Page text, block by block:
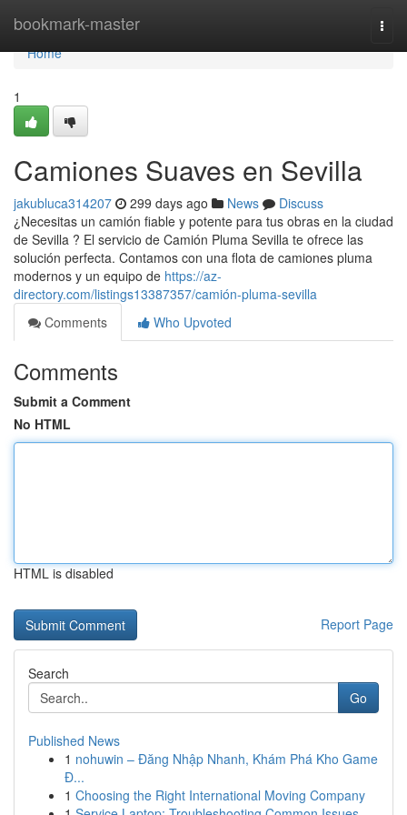
bookmark-master
Home
Home
1
Camiones Suaves en Sevilla
jakubluca314207 299 days ago News
Discuss
¿Necesitas un camión fiable y potente para tus obras en la ciudad
de Sevilla ? El servicio de Camión Pluma Sevilla te ofrece las
solución perfecta. Contamos con una flota de camiones pluma
modernos y un equipo de https://az-
directory.com/listings13387357/camión-pluma-sevilla
Comments
Who Upvoted
Comments
Submit a Comment
No HTML
HTML is disabled
Report Page
Search
Go
Published News
1 nohuwin – Đăng Nhập Nhanh, Khám Phá Kho Game
Đ...
1 Choosing the Right International Moving Company